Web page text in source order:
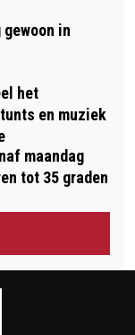
in
het
en muziek
maandag
tot 35 graden